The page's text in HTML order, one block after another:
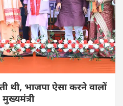
थी, भाजपा ऐसा करने वालों